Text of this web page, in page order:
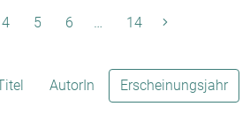
Seite)
4 5 6 … 14
AutorIn Erscheinungsjahr